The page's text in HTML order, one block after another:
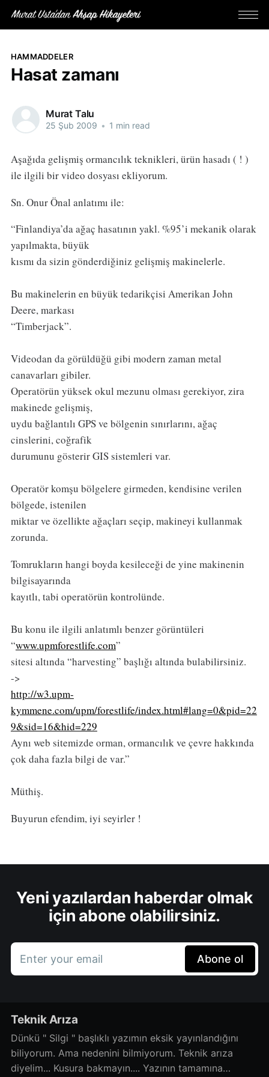
HAMMADDELER
Hasat zamanı
Murat Talu
25 Şub 2009 • 1 min read
Aşağıda gelişmiş ormancılık teknikleri, ürün hasadı ( ! )
ile ilgili bir video dosyası ekliyorum.
Sn. Onur Önal anlatımı ile:
“Finlandiya’da ağaç hasatının yakl. %95’i mekanik olarak
yapılmakta, büyük
kısmı da sizin gönderdiğiniz gelişmiş makinelerle.
Bu makinelerin en büyük tedarikçisi Amerikan John
Deere, markası
“Timberjack”.
Videodan da görüldüğü gibi modern zaman metal
canavarları gibiler.
Operatörün yüksek okul mezunu olması gerekiyor, zira
makinede gelişmiş,
uydu bağlantılı GPS ve bölgenin sınırlarını, ağaç
cinslerini, coğrafik
durumunu gösterir GIS sistemleri var.
Operatör komşu bölgelere girmeden, kendisine verilen
bölgede, istenilen
miktar ve özellikte ağaçları seçip, makineyi kullanmak
zorunda.
Tomrukların hangi boyda kesileceği de yine makinenin
bilgisayarında
kayıtlı, tabi operatörün kontrolünde.
Bu konu ile ilgili anlatımlı benzer görüntüleri
“www.upmforestlife.com”
sitesi altında “harvesting” başlığı altında bulabilirsiniz.
->
http://w3.upm-
kymmene.com/upm/forestlife/index.html#lang=0&pid=22
9&sid=16&hid=229
Aynı web sitemizde orman, ormancılık ve çevre hakkında
çok daha fazla bilgi de var.”
Müthiş.
Buyurun efendim, iyi seyirler !
Yeni yazılardan haberdar olmak
için abone olabilirsiniz.
Enter your email Abone ol
Teknik Arıza
Dünkü " Silgi " başlıklı yazımın eksik yayınlandığını
biliyorum. Ama nedenini bilmiyorum. Teknik arıza
diyelim... Kusura bakmayın.... Yazının tamamına